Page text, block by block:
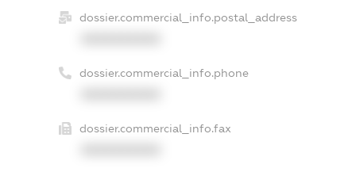
dossier.commercial_info.postal_address
dossier.commercial_info.phone
dossier.commercial_info.fax